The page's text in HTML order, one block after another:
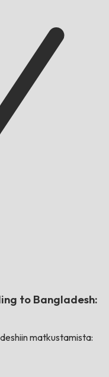
to Bangladesh:
matkustamista: